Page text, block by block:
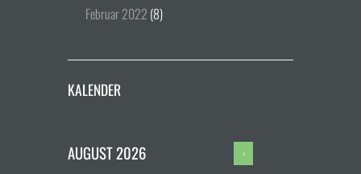
Februar2022 (8)
KALENDER
AUGUST2026